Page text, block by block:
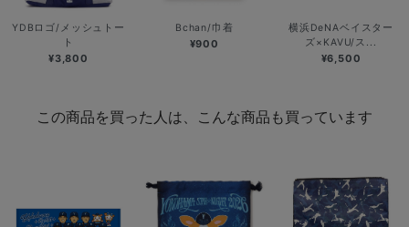
YDBロゴ/メッシュトー
ト
¥3,800
Bchan/巾着
¥900
横浜DeNAベイスター
ズ×KAVU/ス...
¥6,500
この商品を買った人は、こんな商品も買っています